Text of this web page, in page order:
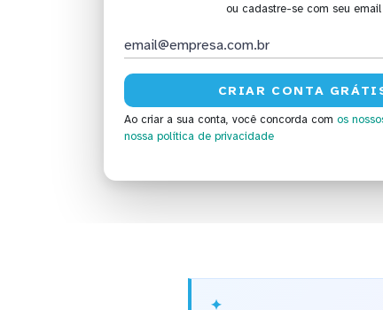
ou cadastre-se com seu email
Ao criar a sua conta, você concorda com os
nossa política de privacidade